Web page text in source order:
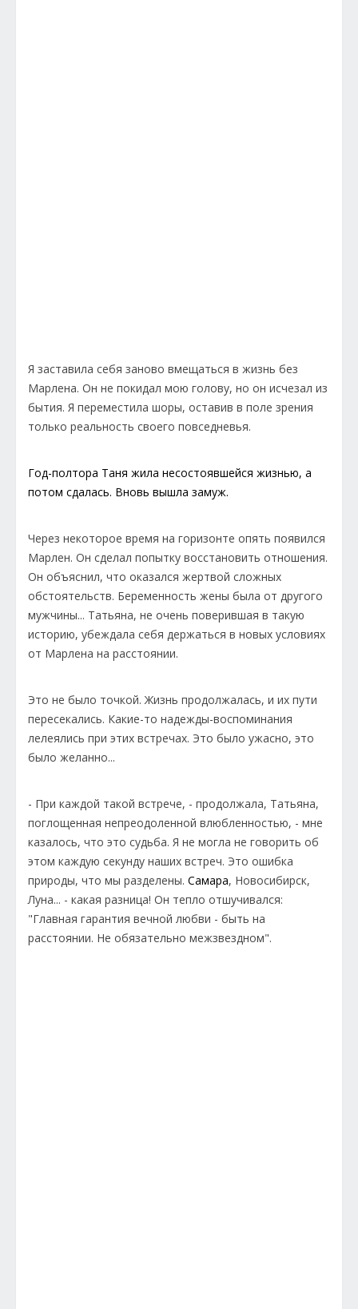
Я заставила себя заново вмещаться в жизнь без
Марлена. Он не покидал мою голову, но он исчезал из
бытия. Я переместила шоры, оставив в поле зрения
только реальность своего повседневья.
Год-полтора Таня жила несостоявшейся жизнью, а
потом сдалась. Вновь вышла замуж.
Через некоторое время на горизонте опять появился
Марлен. Он сделал попытку восстановить отношения.
Он объяснил, что оказался жертвой сложных
обстоятельств. Беременность жены была от другого
мужчины... Татьяна, не очень поверившая в такую
историю, убеждала себя держаться в новых условиях
от Марлена на расстоянии.
Это не было точкой. Жизнь продолжалась, и их пути
пересекались. Какие-то надежды-воспоминания
лелеялись при этих встречах. Это было ужасно, это
было желанно...
- При каждой такой встрече, - продолжала, Татьяна,
поглощенная непреодоленной влюбленностью, - мне
казалось, что это судьба. Я не могла не говорить об
этом каждую секунду наших встреч. Это ошибка
природы, что мы разделены. Самара, Новосибирск,
Луна... - какая разница! Он тепло отшучивался:
"Главная гарантия вечной любви - быть на
расстоянии. Не обязательно межзвездном".